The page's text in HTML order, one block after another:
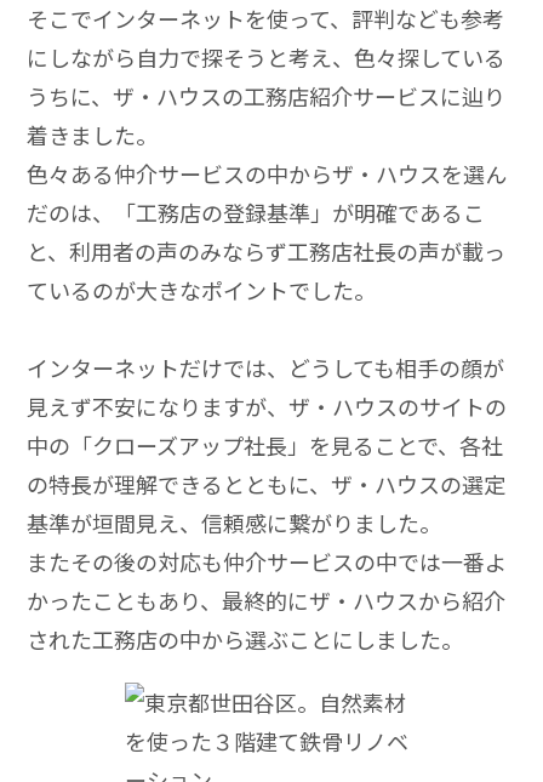
そこでインターネットを使って、評判なども参考
にしながら自力で探そうと考え、色々探している
うちに、ザ・ハウスの工務店紹介サービスに辿り
着きました。
色々ある仲介サービスの中からザ・ハウスを選ん
だのは、「工務店の登録基準」が明確であるこ
と、利用者の声のみならず工務店社長の声が載っ
ているのが大きなポイントでした。
インターネットだけでは、どうしても相手の顔が
見えず不安になりますが、ザ・ハウスのサイトの
中の「クローズアップ社長」を見ることで、各社
の特長が理解できるとともに、ザ・ハウスの選定
基準が垣間見え、信頼感に繋がりました。
またその後の対応も仲介サービスの中では一番よ
かったこともあり、最終的にザ・ハウスから紹介
された工務店の中から選ぶことにしました。